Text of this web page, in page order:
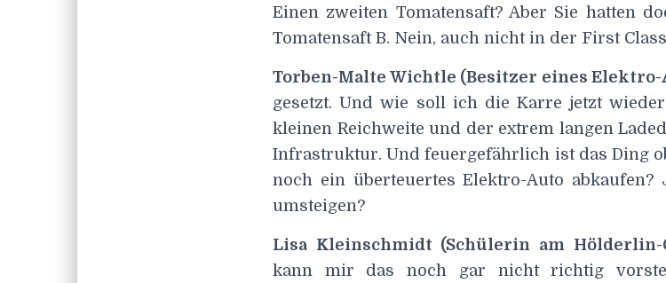
Einen zweiten Tomatensaft? Aber Sie hatten
Tomatensaft B. Nein, auch nicht in der First
Torben-Malte Wichtle (Besitzer eines Elektro-
gesetzt. Und wie soll ich die Karre jetzt
kleinen Reichweite und der extrem langen
Infrastruktur. Und feuergefährlich ist das Ding
noch ein überteuertes Elektro-Auto abkaufen?
umsteigen?
Lisa Kleinschmidt (Schülerin am Hölderlin-
kann mir das noch gar nicht richtig